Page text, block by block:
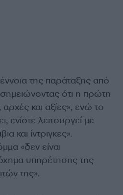
έννοια της παράταξης από
ότι η πρώτη
και αξίες», ενώ το
λειτουργεί με
και ίντριγκες».
«δεν είναι
υπηρέτησης της
της».